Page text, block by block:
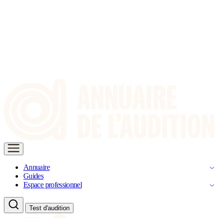
Annuaire
Guides
Espace professionnel
Test d'audition